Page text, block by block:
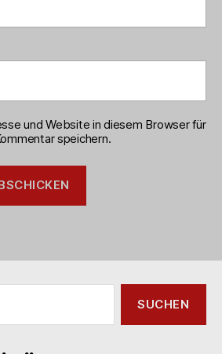
und Website in diesem Browser für
speichern.